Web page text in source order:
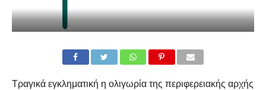
Τραγικά εγκληματική η ολιγωρία της περιφερειακής αρχής